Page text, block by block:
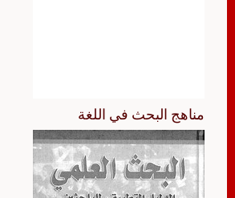
مناهج البحث في اللغة